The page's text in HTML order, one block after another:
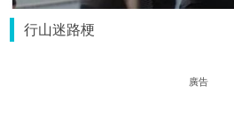
行山迷路梗
廣告